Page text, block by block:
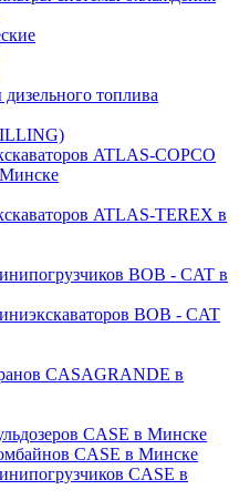
топлива
ATLAS-COPCO
ATLAS-TEREX в
BOB - CAT в
BOB - CAT
CASAGRANDE в
CASE в Минске
CASE в Минске
CASE в